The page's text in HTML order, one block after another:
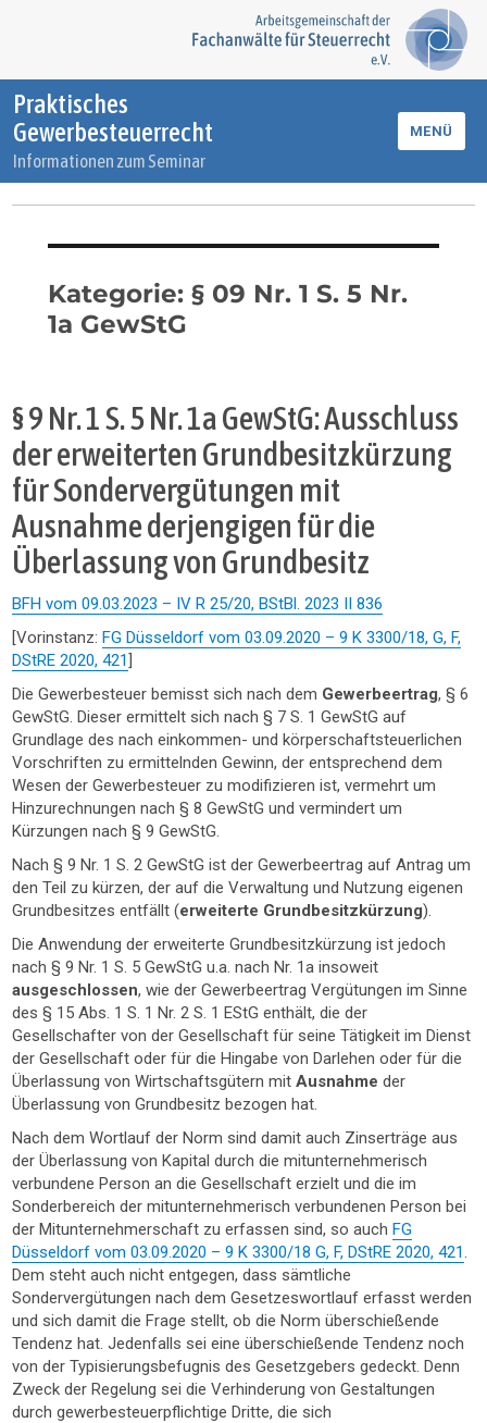
Praktisches
Gewerbesteuerrecht
Informationen zum Seminar
MENÜ
Kategorie: § 09 Nr. 1 S. 5 Nr.
1a GewStG
§ 9 Nr. 1 S. 5 Nr. 1a GewStG: Ausschluss
der erweiterten Grundbesitzkürzung
für Sondervergütungen mit
Ausnahme derjengigen für die
Überlassung von Grundbesitz
BFH vom 09.03.2023 – IV R 25/20, BStBl. 2023 II 836
[Vorinstanz:FG Düsseldorf vom 03.09.2020 – 9 K 3300/18, G, F,
DStRE 2020, 421]
Die Gewerbesteuer bemisst sich nach dem Gewerbeertrag, § 6
GewStG. Dieser ermittelt sich nach § 7 S. 1 GewStG auf
Grundlage des nach einkommen- und körperschaftsteuerlichen
Vorschriften zu ermittelnden Gewinn, der entsprechend dem
Wesen der Gewerbesteuer zu modifizieren ist, vermehrt um
Hinzurechnungen nach § 8 GewStG und vermindert um
Kürzungen nach § 9 GewStG.
Nach § 9 Nr. 1 S. 2 GewStG ist der Gewerbeertrag auf Antrag um
den Teil zu kürzen, der auf die Verwaltung und Nutzung eigenen
Grundbesitzes entfällt (erweiterte Grundbesitzkürzung).
Die Anwendung der erweiterte Grundbesitzkürzung ist jedoch
nach § 9 Nr. 1 S. 5 GewStG u.a. nach Nr. 1a insoweit
ausgeschlossen, wie der Gewerbeertrag Vergütungen im Sinne
des § 15 Abs. 1 S. 1 Nr. 2 S. 1 EStG enthält, die der
Gesellschafter von der Gesellschaft für seine Tätigkeit im Dienst
der Gesellschaft oder für die Hingabe von Darlehen oder für die
Überlassung von Wirtschaftsgütern mitAusnahmeder
Überlassung von Grundbesitz bezogen hat.
Nach dem Wortlauf der Norm sind damit auch Zinserträge aus
der Überlassung von Kapital durch die mitunternehmerisch
verbundene Person an die Gesellschaft erzielt und die im
Sonderbereich der mitunternehmerisch verbundenen Person bei
der Mitunternehmerschaft zu erfassen sind, so auchFG
Düsseldorf vom 03.09.2020 – 9 K 3300/18 G, F, DStRE 2020, 421.
Dem steht auch nicht entgegen, dass sämtliche
Sondervergütungen nach dem Gesetzeswortlauf erfasst werden
und sich damit die Frage stellt, ob die Norm überschießende
Tendenz hat. Jedenfalls sei eine überschießende Tendenz noch
von der Typisierungsbefugnis des Gesetzgebers gedeckt. Denn
Zweck der Regelung sei die Verhinderung von Gestaltungen
durch gewerbesteuerpflichtige Dritte, die sich